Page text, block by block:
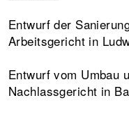
Entwurf der
Arbeitsgericht in
Entwurf vom Umbau
Nachlassgericht in